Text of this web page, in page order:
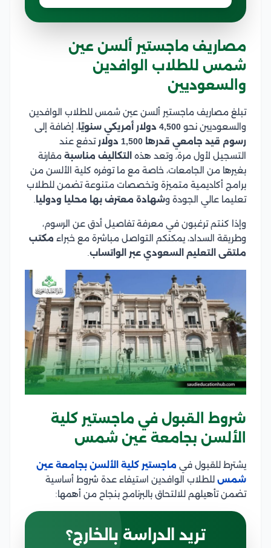
مصاريف ماجستير ألسن عين
شمس للطلاب الوافدين
والسعوديين
تبلغ مصاريف ماجستير ألسن عين شمس للطلاب الوافدين
والسعوديين نحو 4,500 دولار أمريكي سنويًا
، إضافة إلى
رسوم قيد جامعي قدرها 1,500 دولار
تدفع عند
التسجيل لأول مرة، وتعد هذه
التكاليف مناسبة مقارنة
بغيرها من الجامعات، خاصة مع ما توفره كلية الألسن من
برامج أكاديمية متميزة وتخصصات متنوعة تضمن للطلاب
تعليما عالي الجودة وشهادة معترف بها محليا ودوليا
وإذا كنتم ترغبون في معرفة تفاصيل أدق عن الرسوم،
وطريقة السداد، يمكنكم التواصل مباشرة مع خبراء مكتب
ملتقى التعليم السعودي عبر الواتساب
شروط القبول في ماجستير كلية
الألسن بجامعة عين شمس
يشترط للقبول في ماجستير كلية الألسن بجامعة عين
شمس للطلاب الوافدين استيفاء عدة شروط أساسية
تضمن تأهيلهم للالتحاق بالبرنامج بنجاح من أهمها:
تريد الدراسة بالخارج؟